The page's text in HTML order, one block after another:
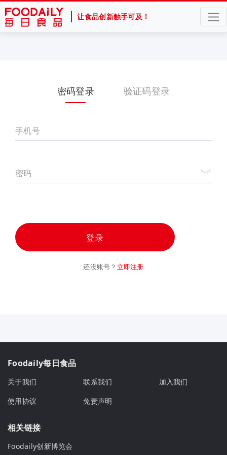
让食品创新触手可及！
密码登录 验证码登录
手机号
密码
登录
还没账号？ 立即注册
Foodaily每日食品
关于我们 联系我们
加入我们
使用协议
免责声明
相关链接
Foodaily创新博览会